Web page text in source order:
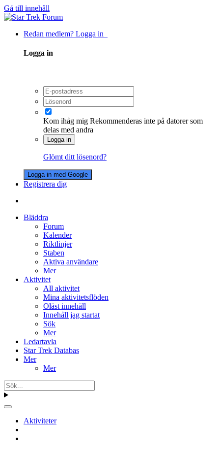
Gå till innehåll
Redan medlem? Logga in
Logga in
Kom ihåg mig Rekommenderas inte på datorer som
delas med andra
Logga in
Glömt ditt lösenord?
Logga in med Google
Registrera dig
Bläddra
Forum
Kalender
Riktlinjer
Staben
Aktiva användare
Mer
Aktivitet
All aktivitet
Mina aktivitetsflöden
Oläst innehåll
Innehåll jag startat
Sök
Mer
Ledartavla
Star Trek Databas
Mer
Mer
Aktiviteter